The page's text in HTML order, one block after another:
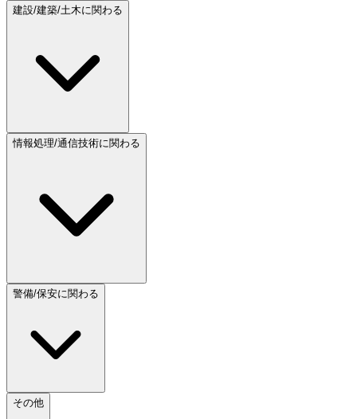
建設/建築/土木に関わる
情報処理/通信技術に関わる
警備/保安に関わる
その他